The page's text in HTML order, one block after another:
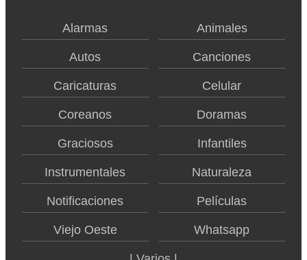
Alarmas Animales
Autos Canciones
Caricaturas Celular
Coreanos Doramas
Graciosos Infantiles
Instrumentales Naturaleza
Notificaciones Películas
Viejo Oeste Whatsapp